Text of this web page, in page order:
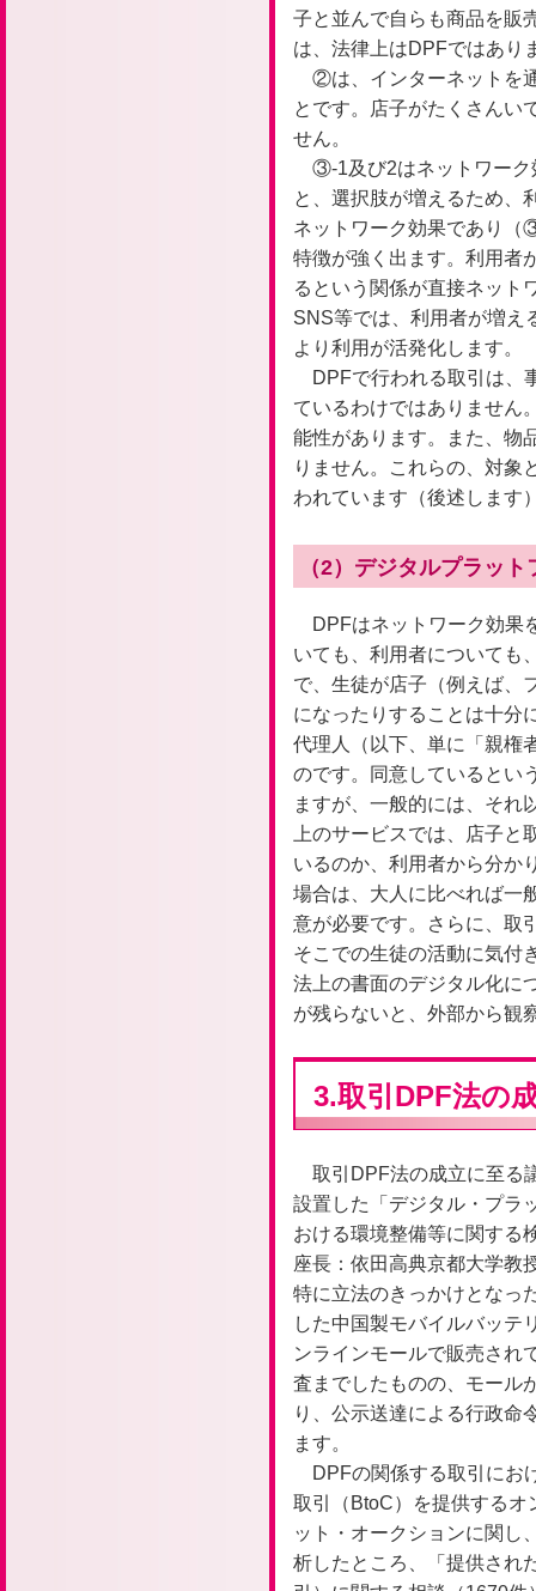
子と並んで自らも商品を販
は、法律上はDPFではあり
②は、インターネットを
とです。店子がたくさんい
せん。
③-1及び2はネットワーク
と、選択肢が増えるため、
ネットワーク効果であり（
特徴が強く出ます。利用者
るという関係が直接ネッ
SNS等では、利用者が増え
より利用が活発化します。
DPFで行われる取引は、
ているわけではありません
能性があります。また、物
りません。これらの、対象
われています（後述します
（2）デジタルプラッ
DPFはネットワーク効果
いても、利用者についても
で、生徒が店子（例えば、
になったりすることは十分
代理人（以下、単に「親権
のです。同意しているとい
ますが、一般的には、それ
上のサービスでは、店子
いるのか、利用者から分か
場合は、大人に比べれば一
意が必要です。さらに、取
そこでの生徒の活動に気付
法上の書面のデジタル化に
が残らないと、外部から観
3.取引DPF法の
取引DPF法の成立に至る
設置した「デジタル・プラ
おける環境整備等に関する
座長：依田高典京都大学教
特に立法のきっかけとなっ
した中国製モバイルバッテ
ンラインモールで販売され
査までしたものの、モール
り、公示送達による行政命
ます。
DPFの関係する取引にお
取引（BtoC）を提供するオ
ット・オークションに関し
析したところ、「提供され